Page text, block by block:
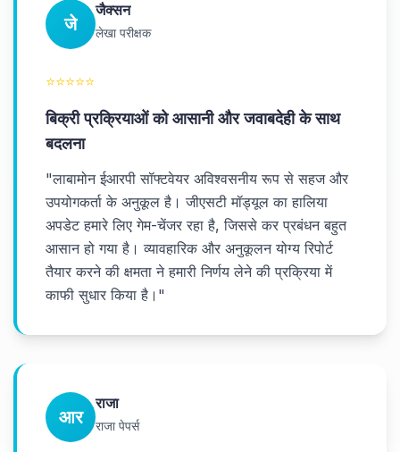
जे
जैक्सन
लेखा परीक्षक
⭐⭐⭐⭐⭐
बिक्री प्रक्रियाओं को आसानी और जवाबदेही के साथ
बदलना
"लाबामोन ईआरपी सॉफ्टवेयर अविश्वसनीय रूप से सहज और
उपयोगकर्ता के अनुकूल है। जीएसटी मॉड्यूल का हालिया
अपडेट हमारे लिए गेम-चेंजर रहा है, जिससे कर प्रबंधन बहुत
आसान हो गया है। व्यावहारिक और अनुकूलन योग्य रिपोर्ट
तैयार करने की क्षमता ने हमारी निर्णय लेने की प्रक्रिया में
काफी सुधार किया है। "
आर
राजा
राजा पेपर्स